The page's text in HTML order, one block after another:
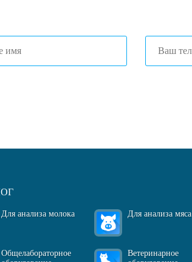
Для анализа молока Для анализа мяса
Общелабораторное
Ветеринарное